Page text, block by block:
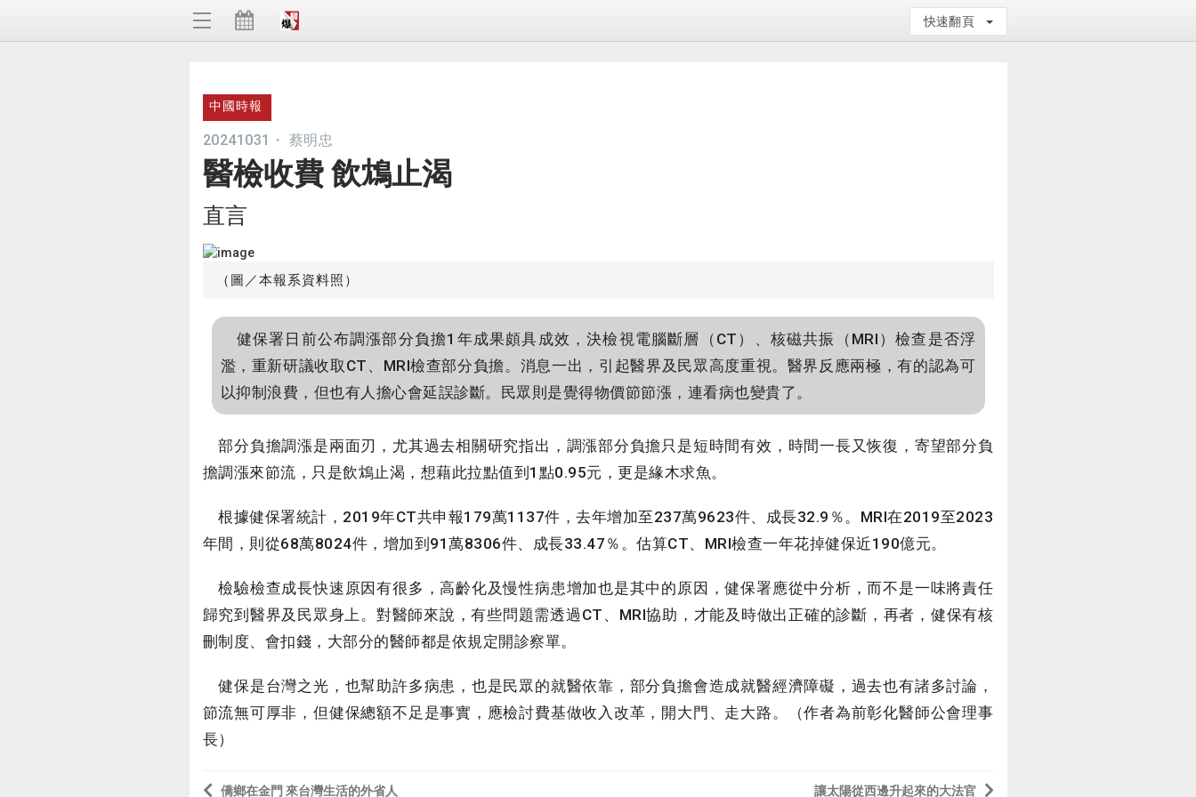
快速翻頁
中國時報
20241031 ・ 蔡明忠
醫檢收費 飲鴆止渴
直言
（圖／本報系資料照）
健保署日前公布調漲部分負擔1年成果頗具成效，決檢視電腦斷層（CT）、核磁共振（MRI）檢查是否浮
濫，重新研議收取CT、MRI檢查部分負擔。消息一出，引起醫界及民眾高度重視。醫界反應兩極，有的認為可
以抑制浪費，但也有人擔心會延誤診斷。民眾則是覺得物價節節漲，連看病也變貴了。
部分負擔調漲是兩面刃，尤其過去相關研究指出，調漲部分負擔只是短時間有效，時間一長又恢復，寄望部分負
擔調漲來節流，只是飲鴆止渴，想藉此拉點值到1點0.95元，更是緣木求魚。
根據健保署統計，2019年CT共申報179萬1137件，去年增加至237萬9623件、成長32.9％。MRI在2019至2023
年間，則從68萬8024件，增加到91萬8306件、成長33.47％。估算CT、MRI檢查一年花掉健保近190億元。
檢驗檢查成長快速原因有很多，高齡化及慢性病患增加也是其中的原因，健保署應從中分析，而不是一味將責任
歸究到醫界及民眾身上。對醫師來說，有些問題需透過CT、MRI協助，才能及時做出正確的診斷，再者，健保有核
刪制度、會扣錢，大部分的醫師都是依規定開診察單。
健保是台灣之光，也幫助許多病患，也是民眾的就醫依靠，部分負擔會造成就醫經濟障礙，過去也有諸多討論，
節流無可厚非，但健保總額不足是事實，應檢討費基做收入改革，開大門、走大路。（作者為前彰化醫師公會理事
長）
僑鄉在金門 來台灣生活的外省人 讓太陽從西邊升起來的大法官